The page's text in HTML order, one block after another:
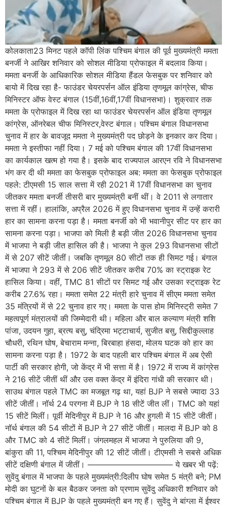
कोलकाता23 मिनट पहले कॉपी लिंक पश्चिम बंगाल की पूर्व मुख्यमंत्री ममता
बनर्जी ने आखिर शनिवार को सोशल मीडिया प्रोफाइल में बदलाव किया।
ममता बनर्जी के आधिकारिक सोशल मीडिया हैंडल फेसबुक पर शनिवार को
बायो में दिख रहा है- फाउंडर चेयरपर्सन ऑल इंडिया तृणमूल कांग्रेस, चीफ
मिनिस्टर ऑफ वेस्ट बंगाल (15वीं,16वीं,17वीं विधानसभा)। शुक्रवार तक
ममता के प्रोफाइल में दिख रहा था फाउंडर चेयरपर्सन ऑल इंडिया तृणमूल
कांग्रेस, ऑनरेबल चीफ मिनिस्टर,वेस्ट बंगाल। पश्चिम बंगाल विधानसभा
चुनाव में हार के बावजूद ममता ने मुख्यमंत्री पद छोड़ने के इनकार कर दिया।
ममता ने इस्तीफा नहीं दिया। 7 मई को पश्चिम बंगाल की 17वीं विधानसभा
का कार्यकाल खत्म हो गया है। इसके बाद राज्यपाल आरएन रवि ने विधानसभा
भंग कर दी थी ममता का फेसबुक प्रोफाइल अब: ममता का फेसबुक प्रोफाइल
पहले: टीएमसी 15 साल सत्ता में रही 2021 में 17वीं विधानसभा का चुनाव
जीतकर ममता बनर्जी तीसरी बार मुख्यमंत्री बनीं थीं। वे 2011 से लगातार
सत्ता में रहीं। हालांकि, अप्रैल 2026 में हुए विधानसभा चुनाव में उन्हें करारी
हार का सामना करना पड़ा है। ममता बनर्जी को भी भवानीपुर सीट पर हार का
सामना करना पड़ा। भाजपा को मिली है बड़ी जीत 2026 विधानसभा चुनाव
में भाजपा ने बड़ी जीत हासिल की है। भाजपा ने कुल 293 विधानसभा सीटों
में से 207 सीटें जीतीं। जबकि तृणमूल 80 सीटों तक ही सिमट गई। बंगाल
में भाजपा ने 293 में से 206 सीटें जीतकर करीब 70% का स्ट्राइक रेट
हासिल किया। वहीं, TMC 81 सीटों पर सिमट गई और उसका स्ट्राइक रेट
करीब 27.6% रहा। ममता समेत 22 मंत्री हारे चुनाव में सीएम ममता समेत
35 मंत्रियों में से 22 चुनाव हार गए। ममता के पास होम मिनिस्ट्री समेत 7
महत्वपूर्ण मंत्रालयों की जिम्मेदारी थी। महिला और बाल कल्याण मंत्री शशि
पांजा, उदयन गुहा, ब्रत्य बसु, चंद्रिमा भट्टाचार्य, सुजीत बसु, सिद्दीकुल्लाह
चौधरी, रथिन घोष, बेचाराम मन्ना, बिरबाहा हंसदा, मोलय घटक को हार का
सामना करना पड़ा है। 1972 के बाद पहली बार पश्चिम बंगाल में अब ऐसी
पार्टी की सरकार होगी, जो केंद्र में भी सत्ता में है। 1972 में राज्य में कांग्रेस
ने 216 सीटें जीतीं थीं और उस वक्त केंद्र में इंदिरा गांधी की सरकार थी।
साउथ बंगाल पहले TMC का मजबूत गढ़ था, यहां BJP ने सबसे ज्यादा 33
सीटें जीतीं। नॉर्थ 24 परगना में BJP ने 18 सीटें जीत लीं। TMC को यहां
15 सीटें मिलीं। पूर्वी मेदिनीपुर में BJP ने 16 और हुगली में 15 सीटें जीतीं।
नॉर्थ बंगाल की 54 सीटों में BJP ने 27 सीटें जीतीं। मालदा में BJP को 8
और TMC को 4 सीटें मिलीं। जंगलमहल में भाजपा ने पुरुलिया की 9,
बांकुरा की 11, पश्चिम मेदिनीपुर की 12 सीटें जीतीं। टीएमसी ने सबसे अधिक
सीटें दक्षिणी बंगाल में जीतीं। ——————————– ये खबर भी पढ़ें:
सुवेंदु बंगाल में भाजपा के पहले मुख्यमंत्री:दिलीप घोष समेत 5 मंत्री बने; PM
मोदी का घुटनों के बल बैठकर जनता को प्रणाम सुवेंदु अधिकारी शनिवार को
पश्चिम बंगाल में BJP के पहले मुख्यमंत्री बन गए हैं। सुवेंदु ने बांग्ला में ईश्वर